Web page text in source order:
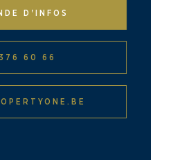
D'INFOS
60 66